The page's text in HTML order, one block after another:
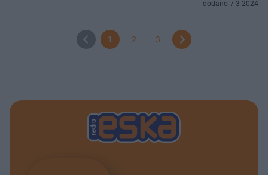
dodano 7-3-2024
1 2 3